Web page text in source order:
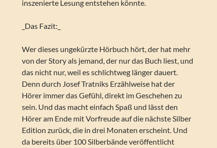
inszenierte Lesung entstehen könnte.
_Das Fazit:_
Wer dieses ungekürzte Hörbuch hört, der hat mehr
von der Story als jemand, der nur das Buch liest, und
das nicht nur, weil es schlichtweg länger dauert.
Denn durch Josef Tratniks Erzählweise hat der
Hörer immer das Gefühl, direkt im Geschehen zu
sein. Und das macht einfach Spaß und lässt den
Hörer am Ende mit Vorfreude auf die nächste Silber
Edition zurück, die in drei Monaten erscheint. Und
da bereits über 100 Silberbände veröffentlicht